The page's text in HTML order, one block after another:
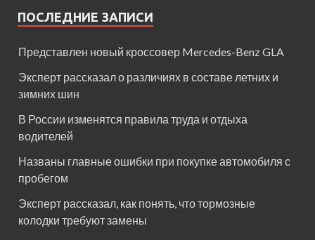
ПОСЛЕДНИЕ ЗАПИСИ
Представлен новый кроссовер Mercedes-Benz GLA
Эксперт рассказал о различиях в составе летних и
зимних шин
В России изменятся правила труда и отдыха
водителей
Названы главные ошибки при покупке автомобиля с
пробегом
Эксперт рассказал, как понять, что тормозные
колодки требуют замены